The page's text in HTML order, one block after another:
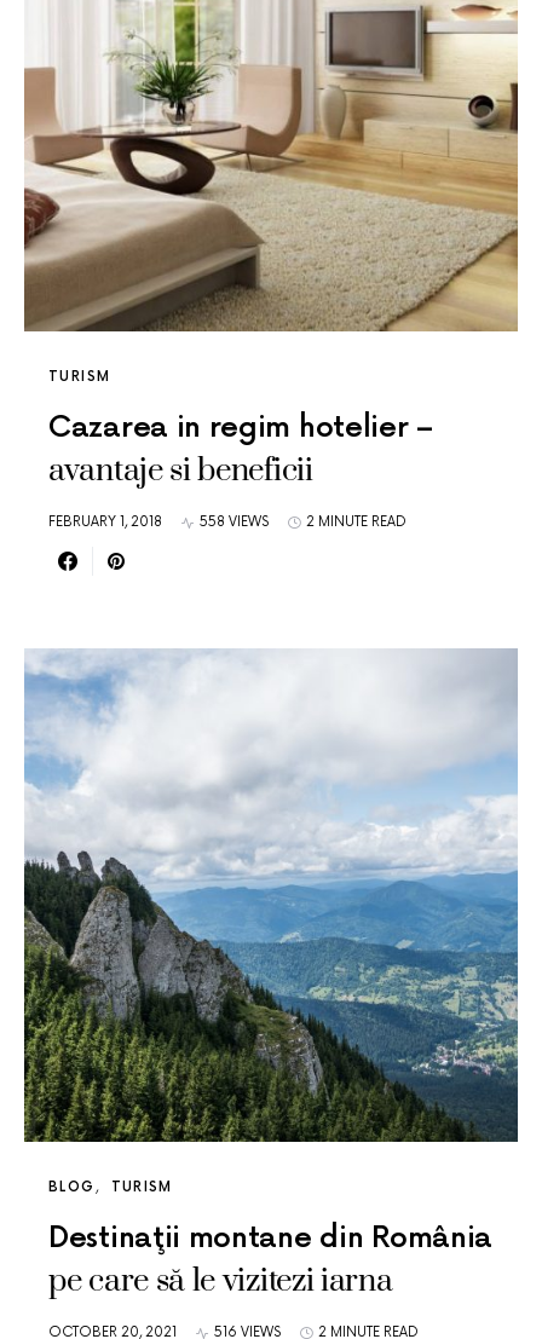
TURISM
Cazarea in regim hotelier –
avantaje si beneficii
FEBRUARY 1, 2018 558 VIEWS 2 MINUTE READ
BLOG TURISM
Destinaţii montane din România
pe care să le vizitezi iarna
OCTOBER 20, 2021 516 VIEWS 2 MINUTE READ